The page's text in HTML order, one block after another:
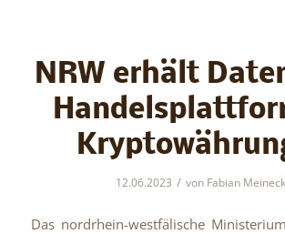
NRW erhält
12.06.2023 / von Fabian
Das nordrhein-westfälische